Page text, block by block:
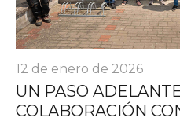
12 de enero de 2026
UN PASO
COLABORACIÓN